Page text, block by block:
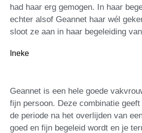
had haar erg gemogen. In haar
echter alsof Geannet haar wél
sloot ze aan in haar begeleiding
Ineke
Geannet is een hele goede
fijn persoon. Deze combinatie
de periode na het overlijden van
goed en fijn begeleid wordt en je